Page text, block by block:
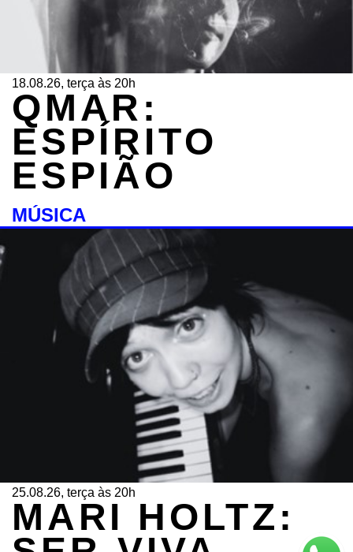
18.08.26, terça às 20h
QMAR:
ESPÍRITO
ESPIÃO
MÚSICA
25.08.26, terça às 20h
MARI HOLTZ: